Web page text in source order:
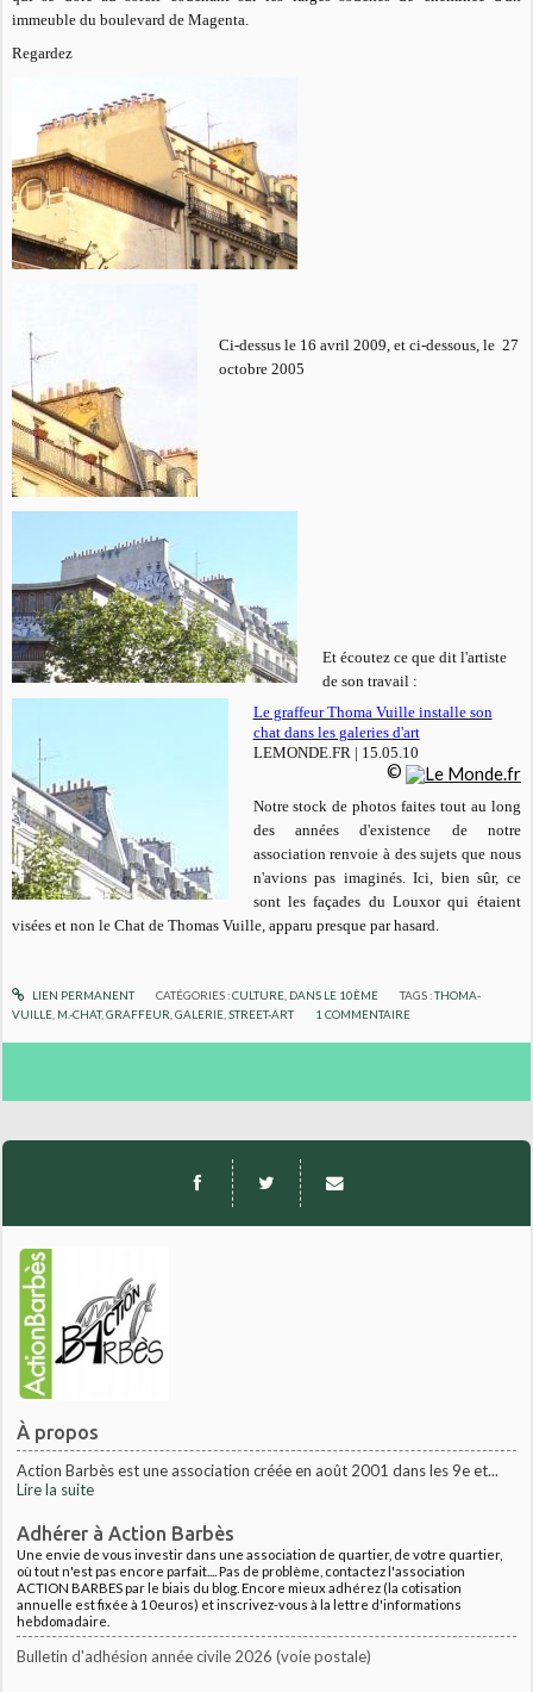
À propos
Action Barbès est une association créée en août 2001 dans les 9e et...
Lire la suite
Adhérer à Action Barbès
Une envie de vous investir dans une association de quartier, de votre quartier,
où tout n'est pas encore parfait.... Pas de problème, contactez l'association
ACTION BARBES par le biais du blog. Encore mieux adhérez (la cotisation
annuelle est fixée à 10euros) et inscrivez-vous à la lettre d'informations
hebdomadaire.
Bulletin d'adhésion année civile 2026 (voie postale)
immeuble du boulevard de Magenta.
Regardez
Ci-dessus le 16 avril 2009, et ci-dessous, le 27
octobre 2005
Et écoutez ce que dit l'artiste
de son travail :
Le graffeur Thoma Vuille installe son
chat dans les galeries d'art
LEMONDE.FR | 15.05.10
©
Notre stock de photos faites tout au long
des années d'existence de notre
association renvoie à des sujets que nous
n'avions pas imaginés. Ici, bien sûr, ce
sont les façades du Louxor qui étaient
visées et non le Chat de Thomas Vuille, apparu presque par hasard.
LIEN PERMANENT CATÉGORIES :CULTURE, DANS LE 10ÈME TAGS :THOMA-
VUILLE M.-CHAT,GRAFFEUR ,GALERIE ,STREET-ART 1 COMMENTAIRE